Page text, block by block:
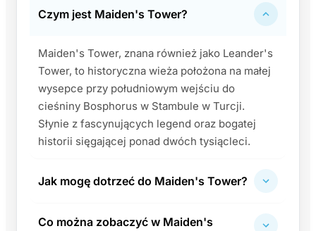
Czym jest Maiden's Tower?
Maiden's Tower, znana również jako Leander's
Tower, to historyczna wieża położona na małej
wysepce przy południowym wejściu do
cieśniny Bosphorus w Stambule w Turcji.
Słynie z fascynujących legend oraz bogatej
historii sięgającej ponad dwóch tysiącleci.
Jak mogę dotrzeć do Maiden's Tower?
Co można zobaczyć w Maiden's